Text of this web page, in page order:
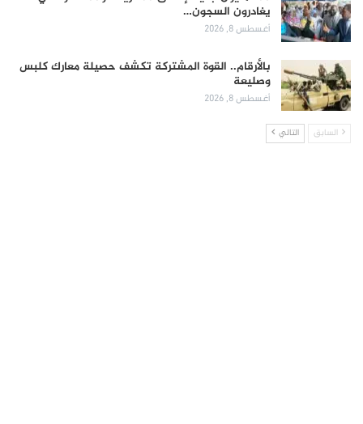
يغادرون السجون…
أغسطس 8, 2026
بالأرقام.. القوة المشتركة تكشف حصيلة معارك كلبس
وصليعة
أغسطس 8, 2026
السابق التالي